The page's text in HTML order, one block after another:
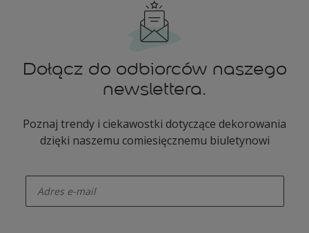
Dołącz do odbiorców naszego
newslettera.
Poznaj trendy i ciekawostki dotyczące dekorowania
dzięki naszemu comiesięcznemu biuletynowi